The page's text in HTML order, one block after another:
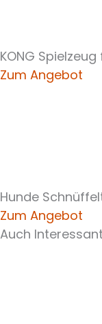
KONG
Zum Angebot
Hunde
Zum Angebot
Auch Interessant